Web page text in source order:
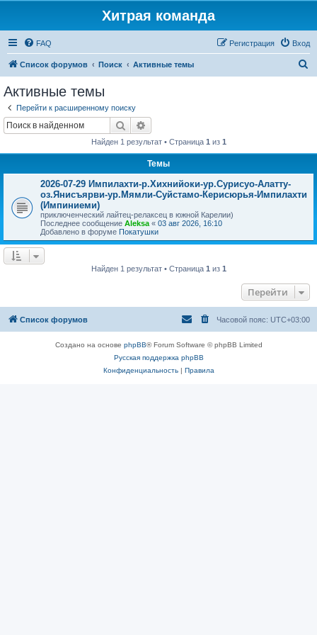
Хитрая команда
FAQ Вход
Регистрация
Список форумов Поиск Активные темы
Активные темы
Перейти к расширенному поиску
Поиск
Найден 1 результат • Страница 1 из 1
Темы
2026-07-29 Импилахти-р.Хихнийоки-ур.Сурисуо-Алатту-
оз.Янисъярви-ур.Мямли-Суйстамо-Керисюрья-Импилахти
(Импиниеми)
приключенческий лайтец-релаксец в южной Карелии)
Последнее сообщение Aleksa « 03 авг 2026, 16:10
Добавлено в форуме Покатушки
Найден 1 результат • Страница 1 из 1
Перейти
Список форумов Часовой пояс: UTC+03:00
Создано на основе phpBB® Forum Software © phpBB Limited
Русская поддержка phpBB
Конфиденциальность| Правила